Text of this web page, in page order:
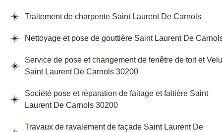
Traitement de charpente Saint Laurent De Carnols
Nettoyage et pose de gouttière Saint Laurent De
Service de pose et changement de fenêtre de toit et
Saint Laurent De Carnols 30200
Société pose et réparation de faitage et faitière Saint
Laurent De Carnols 30200
Travaux de ravalement de façade Saint Laurent De